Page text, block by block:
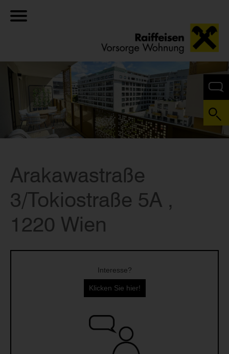
Arakawastraße
3/Tokiostraße 5A ,
1220 Wien
Interesse?
Klicken Sie hier!